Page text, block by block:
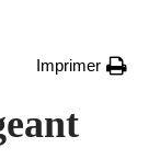
Imprimer